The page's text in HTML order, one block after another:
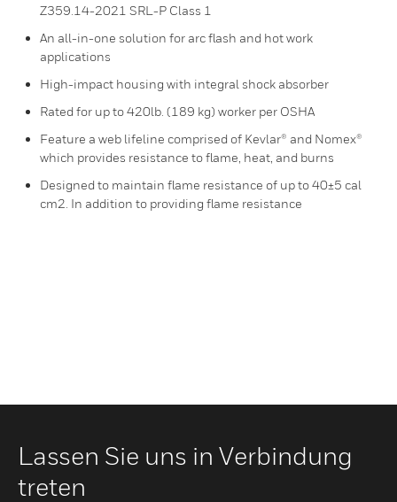
Z359.14-2021 SRL-P Class 1
An all-in-one solution for arc flash and hot work
applications
High-impact housing with integral shock absorber
Rated for up to 420lb. (189 kg) worker per OSHA
Feature a web lifeline comprised of Kevlar® and Nomex®
which provides resistance to flame, heat, and burns
Designed to maintain flame resistance of up to 40±5 cal
cm2. In addition to providing flame resistance
Lassen Sie uns in Verbindung
treten